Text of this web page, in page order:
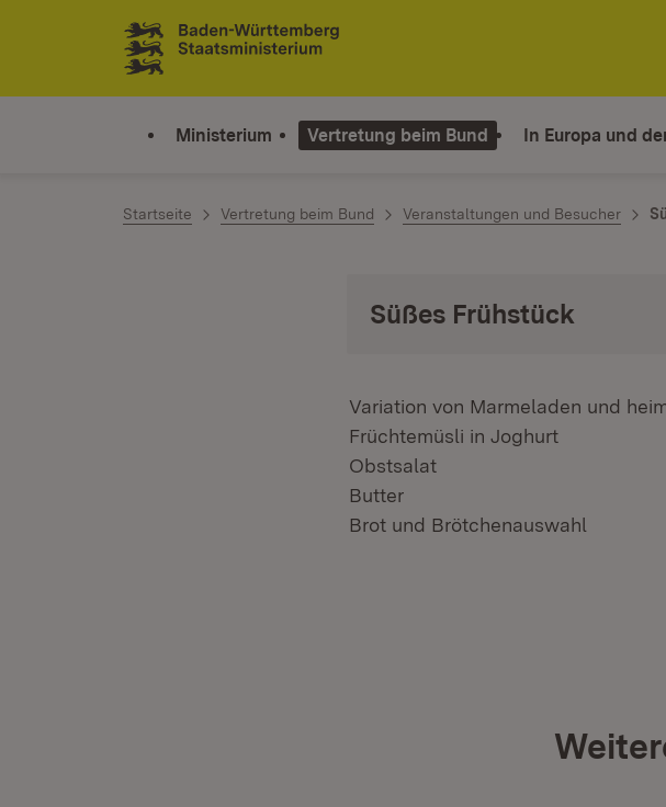
Zum Inhalt springen
Link zur Startseite
Ministerium Vertretung beim Bund In Europa und
Startseite Vertretung beim Bund Veranstaltungen und Besucher
Süßes Frühstück
Variation von Marmeladen und
Früchtemüsli in Joghurt
Obstsalat
Butter
Brot und Brötchenauswahl